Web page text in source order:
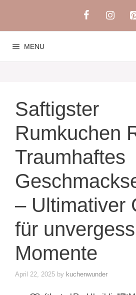
content
MENU
Saftigster
Rumkuchen
Traumhaftes
– Ultimativer
für
Momente
April 22, 2025 by kuchenwunder